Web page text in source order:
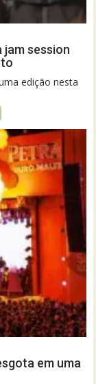
session
edição nesta
em uma